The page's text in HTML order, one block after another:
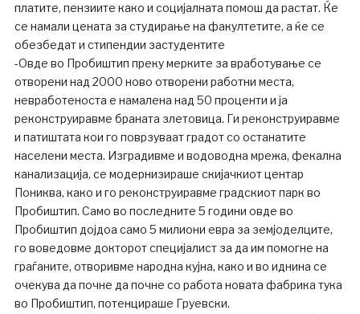
платите, пензиите како и социјалната помош да растат. Ќе
се намали цената за студирање на факултетите, а ќе се
обезбедат и стипендии застудентите
-Овде во Пробиштип преку мерките за вработување се
отворени над 2000 ново отворени работни места,
невработеноста е намалена над 50 проценти и ја
реконструиравме браната злетовица. Ги реконструиравме
и патиштата кои го поврзуваат градот со останатите
населени места. Изградивме и водоводна мрежа, фекална
канализација, се модернизираше скијачкиот центар
Пониква, како и го реконструиравме градскиот парк во
Пробиштип. Само во последните 5 години овде во
Пробиштип дојдоа само 5 милиони евра за земјоделците,
го воведовме докторот специјалист за да им помогне на
граѓаните, отворивме народна кујна, како и во иднина се
очекува да почне да почне со работа новата фабрика тука
во Пробиштип, потенцираше Груевски.